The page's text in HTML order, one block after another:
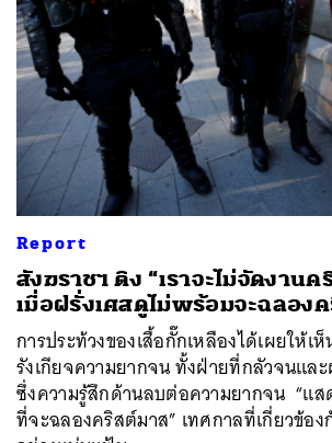
Report
สังฆราชฯ ติง “เราจะไม่จัดงาน
เมื่อฝรั่งเศสดูไม่พร้อมจะฉลอง
การประท้วงของเสื้อกั๊กเหลืองได้เผยให้เ
รังเกียจความยากจน ทั้งฝ่ายที่กลัวจนแล
ซึ่งความรู้สึกด้านลบต่อความยากจน “แส
ที่จะฉลองคริสต์มาส” เทศกาลที่เกี่ยวข้อ